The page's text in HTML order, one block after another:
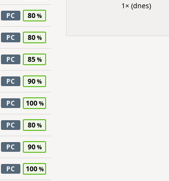
PC 80
PC 80
PC 85
PC 90
PC 100
PC 80
PC 90
PC 100
1× (dnes)